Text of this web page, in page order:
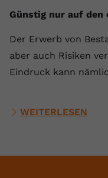
Günstig nur auf den
Der Erwerb von
aber auch Risiken
Eindruck kann
WEITERLESEN